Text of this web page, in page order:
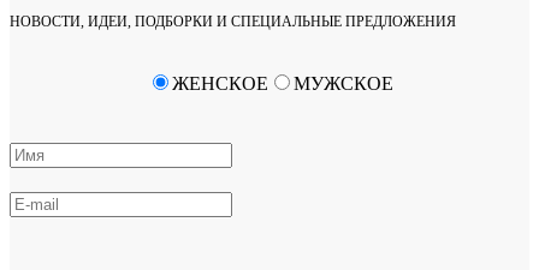
НОВОСТИ, ИДЕИ, ПОДБОРКИ И СПЕЦИАЛЬНЫЕ ПРЕДЛОЖЕНИЯ
ЖЕНСКОЕ МУЖСКОЕ